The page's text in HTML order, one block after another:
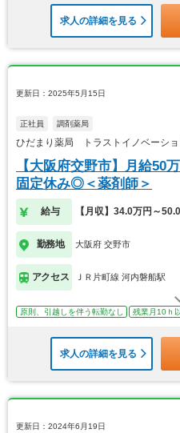
求人の詳細を見る
更新日：2025年5月15日
正社員 調剤薬局
ひだまり薬局 トラストイノベーショ
【大阪府交野市】月給50
固定休み◎＜薬剤師＞
給与 【月収】34.0万円～
勤務地 大阪府 交野市
アクセス ＪＲ片町線 河内磐船駅
原則、引越しを伴う転勤なし 残業月10ｈ
求人の詳細を見る
更新日：2024年6月19日